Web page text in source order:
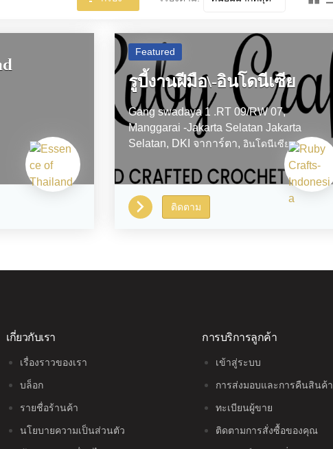
Featured
รูบี้งานฝีมือ\-อินโดนีเซีย
Gang swadaya 1 .RT 09/RW 07,
Manggarai -Jakarta Selatan Jakarta
Selatan, DKI จาการ์ตา, อินโดนีเซีย
ติดตาม
เกี่ยวกับเรา
เรื่องราวของเรา
บล็อก
รายชื่อร้านค้า
นโยบายความเป็นส่วนตัว
การบริการลูกค้า
เข้าสู่ระบบ
การส่งมอบและการคืนสินค้า
ทะเบียนผู้ขาย
ติดตามการสั่งซื้อของคุณ